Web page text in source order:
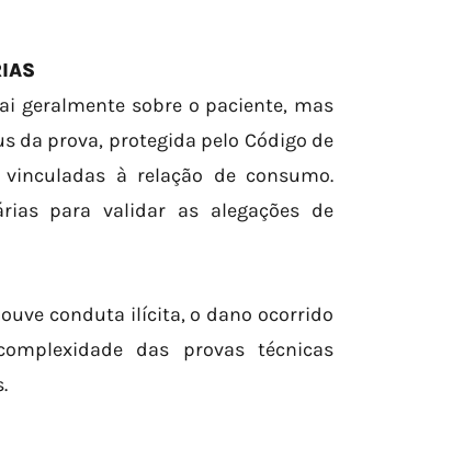
geralmente sobre o paciente, mas
da prova, protegida pelo Código de
à relação de consumo.
para validar as alegações de
conduta ilícita, o dano ocorrido
das provas técnicas